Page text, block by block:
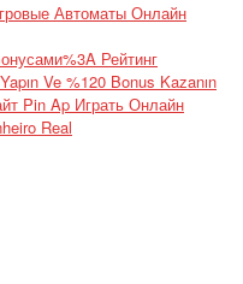
Автоматы Онлайн
Рейтинг
Ve %120 Bonus Kazanın
Pin Ap Играть Онлайн
Real